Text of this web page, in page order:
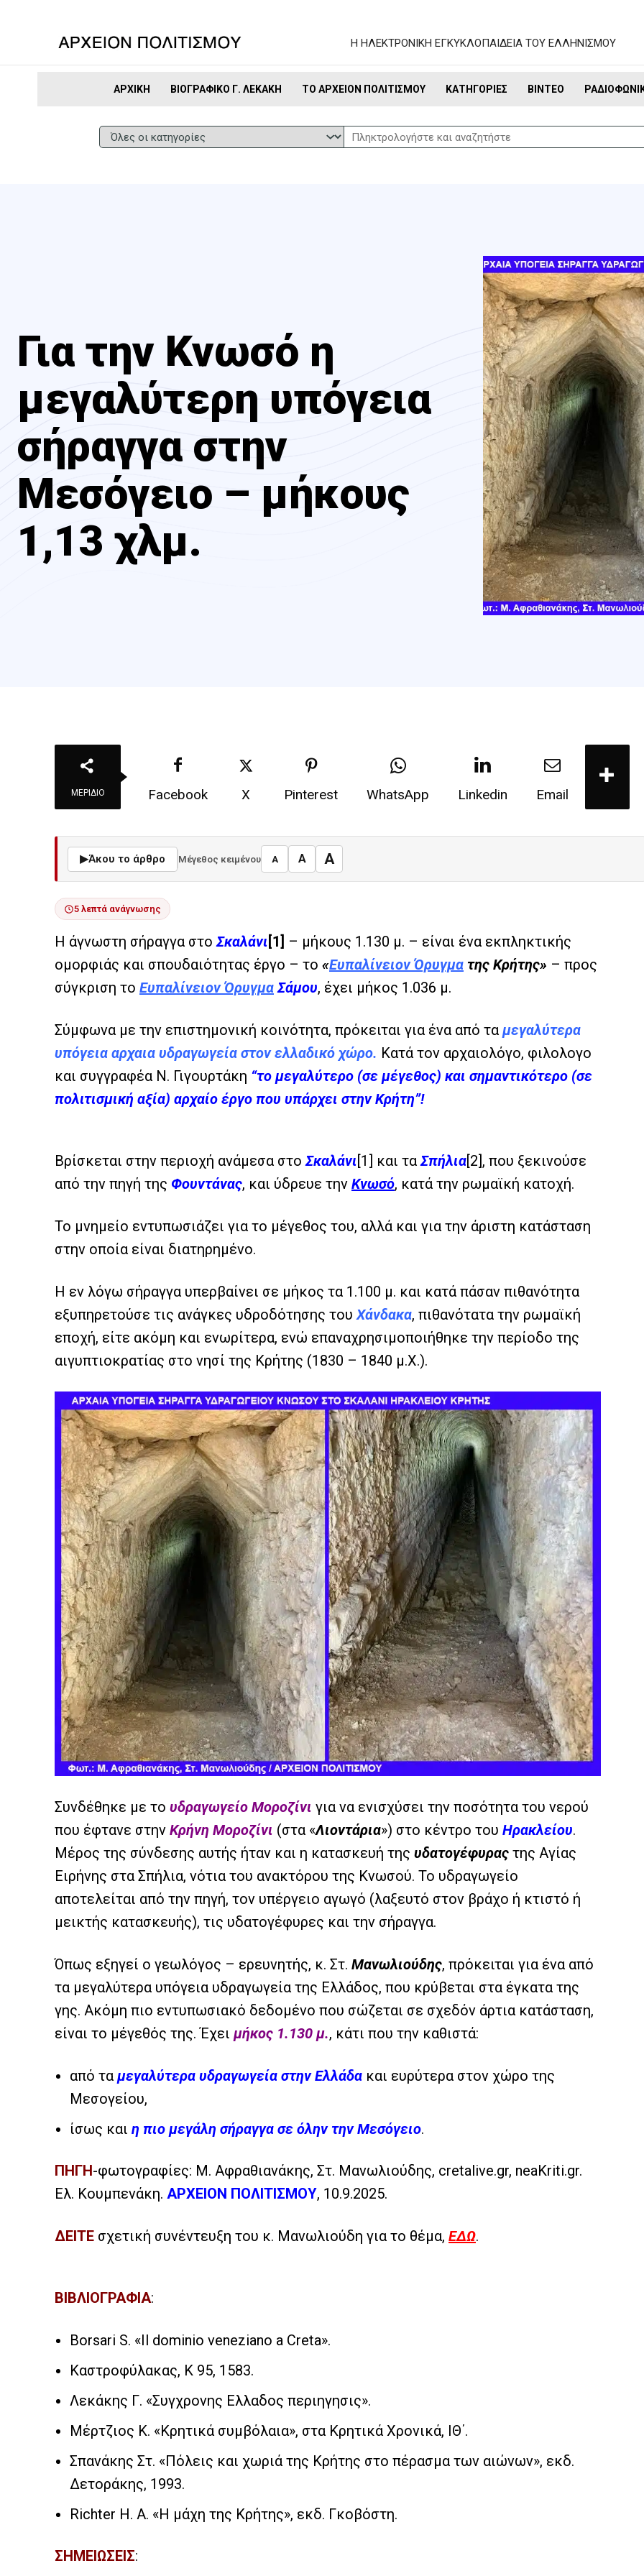
Η ΗΛΕΚΤΡΟΝΙΚΗ ΕΓΚΥΚΛΟΠΑΙΔΕΙΑ ΤΟΥ ΕΛΛΗΝΙΣΜΟΥ
ΑΡΧΙΚΉ ΒΙΟΓΡΑΦΙΚΌ Γ. ΛΕΚΆΚΗ ΤΟ ΑΡΧΕΊΟΝ ΠΟΛΙΤΙΣΜΟΎ ΚΑΤΗΓΟΡΊΕΣ ΒΊΝΤΕΟ
Για την Κνωσό η
μεγαλύτερη υπόγεια
σήραγγα στην
Μεσόγειο – μήκους
1,13 χλμ.
ΜΕΡΊΔΙΟ Facebook X Pinterest WhatsApp Linkedin Email
▶Άκου το άρθρο Μέγεθος κειμένου A A A
5 λεπτά ανάγνωσης
Η άγνωστη σήραγγα στοΣκαλάνι[1] – μήκους 1.130 μ. – είναι ένα εκπληκτικής
ομορφιάς και σπουδαιότητας έργο – το «Ευπαλίνειον Όρυγμα της Κρήτης» – προς
σύγκριση το Ευπαλίνειον Όρυγμα Σάμου, έχει μήκος 1.036 μ.
Σύμφωνα με την επιστημονική κοινότητα, πρόκειται για ένα από τα μεγαλύτερα
υπόγεια αρχαια υδραγωγεία στον ελλαδικό χώρο. Κατά τον αρχαιολόγο, φιλολογο
και συγγραφέα Ν. Γιγουρτάκη “το μεγαλύτερο (σε μέγεθος) και σημαντικότερο (σε
πολιτισμική αξία) αρχαίο έργο που υπάρχει στην Κρήτη”!
Βρίσκεται στην περιοχή ανάμεσα στοΣκαλάνι[1] και ταΣπήλια[2], που ξεκινούσε
από την πηγή της Φουντάνας, και ύδρευε την Κνωσό, κατά την ρωμαϊκή κατοχή.
Το μνημείο εντυπωσιάζει για το μέγεθος του, αλλά και για την άριστη κατάσταση
στην οποία είναι διατηρημένο.
Η εν λόγω σήραγγα υπερβαίνει σε μήκος τα 1.100 μ. και κατά πάσαν πιθανότητα
εξυπηρετούσε τις ανάγκες υδροδότησης τουΧάνδακα, πιθανότατα την ρωμαϊκή
εποχή, είτε ακόμη και ενωρίτερα, ενώ επαναχρησιμοποιήθηκε την περίοδο της
αιγυπτιοκρατίας στο νησί της Κρήτης (1830 – 1840 μ.Χ.).
Συνδέθηκε με το υδραγωγείο Μοροζίνι για να ενισχύσει την ποσότητα του νερού
που έφτανε στην Κρήνη Μοροζίνι (στα «Λιοντάρια») στο κέντρο του Ηρακλείου.
Μέρος της σύνδεσης αυτής ήταν και η κατασκευή της υδατογέφυρας της Αγίας
Ειρήνης στα Σπήλια, νότια του ανακτόρου της Κνωσού. Το υδραγωγείο
αποτελείται από την πηγή, τον υπέργειο αγωγό (λαξευτό στον βράχο ή κτιστό ή
μεικτής κατασκευής), τις υδατογέφυρες και την σήραγγα.
Όπως εξηγεί ο γεωλόγος – ερευνητής, κ. Στ. Μανωλιούδης, πρόκειται για ένα από
τα μεγαλύτερα υπόγεια υδραγωγεία της Ελλάδος, που κρύβεται στα έγκατα της
γης. Ακόμη πιο εντυπωσιακό δεδομένο που σώζεται σε σχεδόν άρτια κατάσταση,
είναι το μέγεθός της. Έχει μήκος 1.130 μ., κάτι που την καθιστά:
από τα μεγαλύτερα υδραγωγεία στην Ελλάδα και ευρύτερα στον χώρο της
Μεσογείου,
ίσως και η πιο μεγάλη σήραγγα σε όλην την Μεσόγειο.
ΠΗΓΗ-φωτογραφίες: Μ. Αφραθιανάκης, Στ. Μανωλιούδης, cretalive.gr, neaKriti.gr.
Ελ. Κουμπενάκη. ΑΡΧΕΙΟΝ ΠΟΛΙΤΙΣΜΟΥ, 10.9.2025.
ΔΕΙΤΕ σχετική συνέντευξη του κ. Μανωλιούδη για το θέμα, ΕΔΩ.
ΒΙΒΛΙΟΓΡΑΦΙΑ:
Borsari S. «Il dominio veneziano a Creta».
Καστροφύλακας, K 95, 1583.
Λεκάκης Γ. «Συγχρονης Ελλαδος περιηγησις».
Μέρτζιος Κ. «Κρητικά συμβόλαια», στα Κρητικά Χρονικά, ΙΘ΄.
Σπανάκης Στ. «Πόλεις και χωριά της Κρήτης στο πέρασμα των αιώνων», εκδ.
Δετοράκης, 1993.
Richter H. A. «Η μάχη της Κρήτης», εκδ. Γκοβόστη.
ΣΗΜΕΙΩΣΕΙΣ: